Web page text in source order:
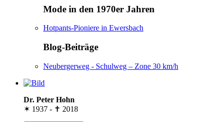
Mode in den 1970er Jahren
Hotpants-Pioniere in Ewersbach
Blog-Beiträge
Neubergerweg - Schulweg – Zone 30 km/h
Dr. Peter Hohn
✶ 1937 - ✝ 2018